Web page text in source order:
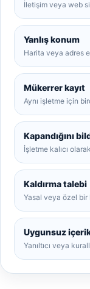
İletişim veya web
Yanlış konum
Harita veya adres
Mükerrer kayıt
Aynı işletme için
Kapandığını
İşletme kalıcı
Kaldırma talebi
Yasal veya özel bir
Uygunsuz
Yanıltıcı veya